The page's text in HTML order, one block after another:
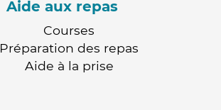
Aide aux repas
Courses
Préparation des repas
Aide à la prise